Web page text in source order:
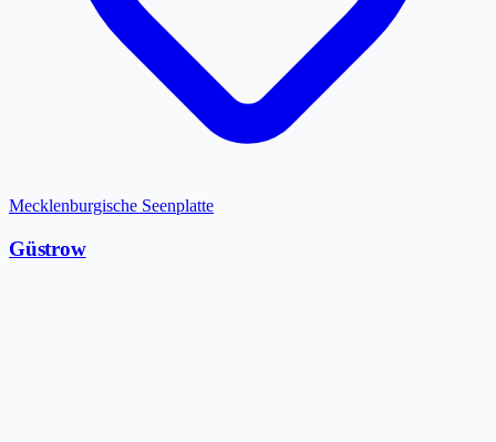
Mecklenburgische Seenplatte
Güstrow